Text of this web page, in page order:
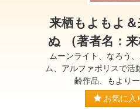
来栖もよもよ
ぬ （著者名：来
ムーンライト、なろう
ム、アルファポリスで
齢作品、もより
お気に入